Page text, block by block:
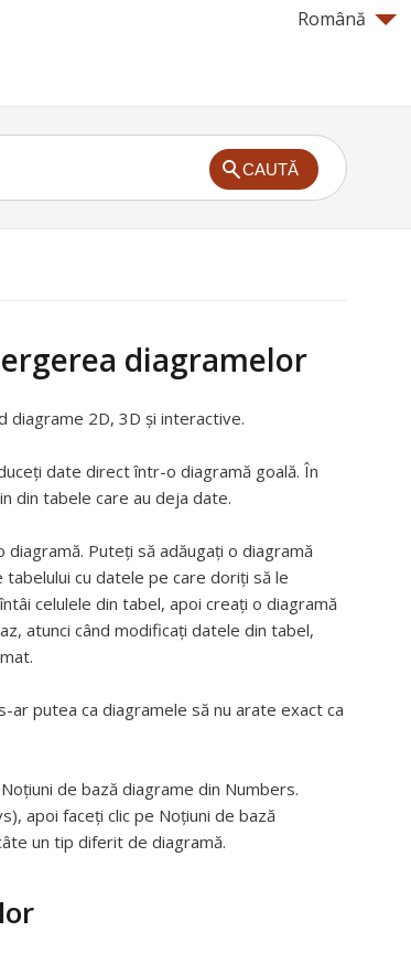
Română
CAUTĂ
diagramelor
diagrame 2D, 3D și interactive.
date direct într-o diagramă goală. În
din tabele care au deja date.
Puteți să adăugați o diagramă
tabelului cu datele pe care doriți să le
celulele din tabel, apoi creați o diagramă
atunci când modificați datele din tabel,
ar putea ca diagramele să nu arate exact ca
de bază diagrame din Numbers.
apoi faceți clic pe Noțiuni de bază
un tip diferit de diagramă.